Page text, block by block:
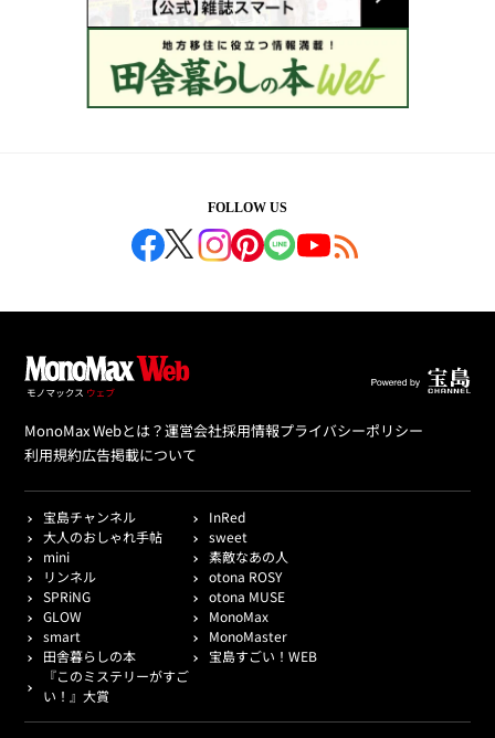
FOLLOW US
MonoMax Webとは？運営会社採用情報プライバシーポリシー
利用規約広告掲載について
宝島チャンネル
InRed
大人のおしゃれ手帖
sweet
mini
素敵なあの人
リンネル
otona ROSY
SPRiNG
otona MUSE
GLOW
MonoMax
smart
MonoMaster
田舎暮らしの本
宝島すごい！WEB
『このミステリーがすご
い！』大賞